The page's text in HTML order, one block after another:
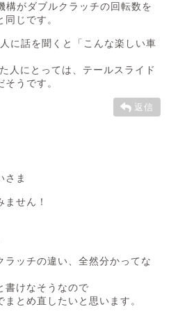
構がダブルクラッチの回転数を
じです。
に話を聞くと「こんな楽しい車
人にとっては、テールスライド
うです。
返信
さま
せん！
ラッチの違い、全然分かってな
書けなそうなので
とめ直したいと思います。